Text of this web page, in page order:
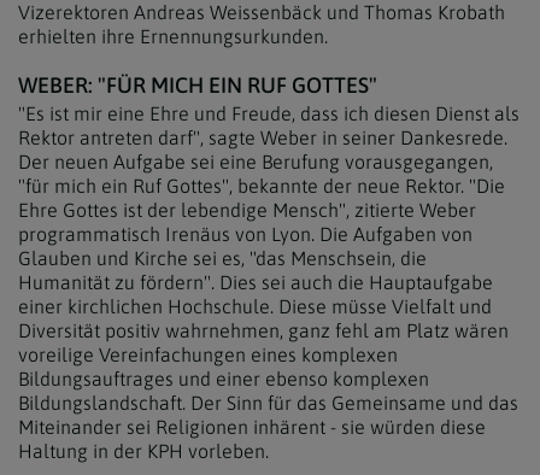
Vizerektoren Andreas Weissenbäck und Thomas Krobath
erhielten ihre Ernennungsurkunden.
WEBER: "FÜR MICH EIN RUF GOTTES"
"Es ist mir eine Ehre und Freude, dass ich diesen Dienst als
Rektor antreten darf", sagte Weber in seiner Dankesrede.
Der neuen Aufgabe sei eine Berufung vorausgegangen,
"für mich ein Ruf Gottes", bekannte der neue Rektor. "Die
Ehre Gottes ist der lebendige Mensch", zitierte Weber
programmatisch Irenäus von Lyon. Die Aufgaben von
Glauben und Kirche sei es, "das Menschsein, die
Humanität zu fördern". Dies sei auch die Hauptaufgabe
einer kirchlichen Hochschule. Diese müsse Vielfalt und
Diversität positiv wahrnehmen, ganz fehl am Platz wären
voreilige Vereinfachungen eines komplexen
Bildungsauftrages und einer ebenso komplexen
Bildungslandschaft. Der Sinn für das Gemeinsame und das
Miteinander sei Religionen inhärent - sie würden diese
Haltung in der KPH vorleben.